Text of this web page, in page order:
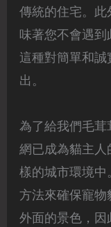
傳統的住宅。此
味著您不會遇到
這種對簡單和誠
出。
為了給我們毛茸
網已成為貓主人
樣的城市環境中
方法來確保寵物
外面的景色，因